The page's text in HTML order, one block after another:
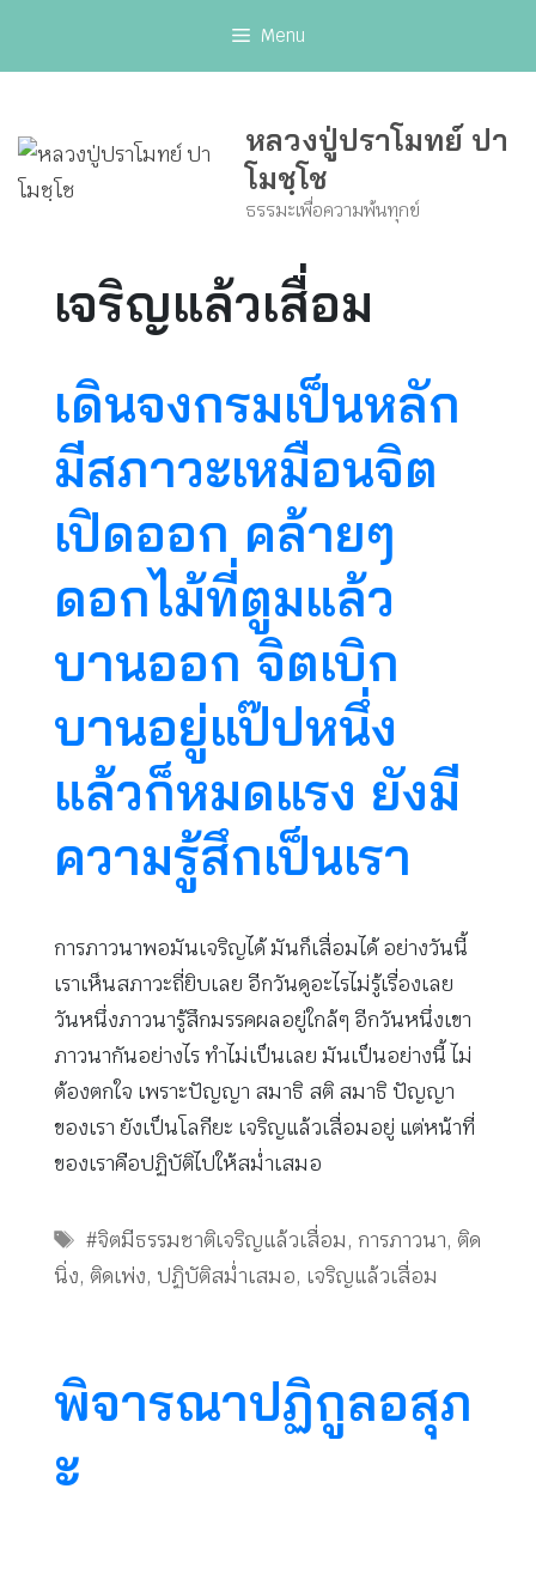
Menu
หลวงปู่ปราโมทย์ ปา
โมชฺโช
ธรรมะเพื่อความพ้นทุกข์
เจริญแล้วเสื่อม
เดินจงกรมเป็นหลัก
มีสภาวะเหมือนจิต
เปิดออก คล้ายๆ
ดอกไม้ที่ตูมแล้ว
บานออก จิตเบิก
บานอยู่แป๊ปหนึ่ง
แล้วก็หมดแรง ยังมี
ความรู้สึกเป็นเรา
การภาวนาพอมันเจริญได้ มันก็เสื่อมได้ อย่างวันนี้
เราเห็นสภาวะถี่ยิบเลย อีกวันดูอะไรไม่รู้เรื่องเลย
วันหนึ่งภาวนารู้สึกมรรคผลอยู่ใกล้ๆ อีกวันหนึ่งเขา
ภาวนากันอย่างไร ทำไม่เป็นเลย มันเป็นอย่างนี้ ไม่
ต้องตกใจ เพราะปัญญา สมาธิ สติ สมาธิ ปัญญา
ของเรา ยังเป็นโลกียะ เจริญแล้วเสื่อมอยู่ แต่หน้าที่
ของเราคือปฏิบัติไปให้สม่ำเสมอ
Tags
#จิตมีธรรมชาติเจริญแล้วเสื่อม, การภาวนา, ติด
นิ่ง, ติดเพ่ง, ปฏิบัติสม่ำเสมอ, เจริญแล้วเสื่อม
พิจารณาปฏิกูลอสุภ
ะ